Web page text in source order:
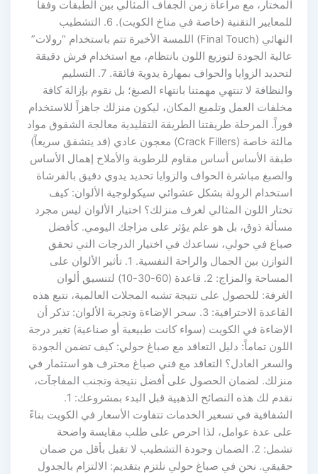
المختار، مع مراعاة زمن الجفاف المثالي بين الطبقات وفقاً
للمعايير التقنية (خاصة في مناخ الكويت). 6. التشطيب
النهائي (Final Touch) اللمسة الأخيرة تتم باستخدام “رولات”
عالية الجودة لتوزيع اللون بانتظام، مع استخدام فرش دقيقة
لتحديد الزوايا والحواف بمهارة يدوية فائقة. 7. التسليم
والنظافة لا تنتهي مهمتنا بانتهاء الصبغ؛ بل نقوم بإزالة كافة
مخلفات العمل وتلميع المكان، ليكون منزلك جاهزاً للاستخدام
فوراً. المرحلة طريقتنا الطريقة التقليدية معالجة الشقوق مواد
مالئة خاصة (Crack Fillers) معجون عادي (قد يتشقق سريعاً)
طبقة الأساس أساس مقاوم للرطوبة والأملاح إهمال الأساس
والصبغ مباشرة الحواف والزوايا تحديد يدوي دقيق بالفرشاة
استخدام الرولة بشكل عشوائي سيكولوجية الألوان: كيف
تختار اللون المثالي لغرف منزلك؟ اختيار الألوان ليس مجرد
مسألة ذوق، بل هو علم يؤثر على مزاجك اليومي. كأفضل
صباغ في حولي، نساعدك في اختيار الدرجات التي تحقق
التوازن بين الجمال والراحة النفسية. 1. تأثير الألوان على
المساحة والمزاج: 2. قاعدة (60-30-10) لتنسيق ألوان
الغرفة: للحصول على نتيجة تشبه المجلات العالمية، نتبع هذه
القاعدة الاحترافية: 3. سحر الإضاءة وتجربة الألوان: تذكر أن
الإضاءة في الكويت (سواء كانت طبيعية أو صناعية) تغير درجة
اللون تماماً: دليل التعاقد مع صباغ حولي: كيف تضمن الجودة
والسعر العادل؟ التعاقد مع فني صباغ محترف هو استثمار في
منزلك. لضمان الحصول على أفضل نتيجة وتجنب المفاجآت،
نقدم لك هذه النصائح الذهبية قبل البدء بمشروعك: 1.
الشفافية في تسعير الخدمات تتفاوت الأسعار في الكويت بناءً
على عدة عوامل، لذا احرص على طلب مقايسة واضحة
تشمل: 2. الضمان وجودة التشطيب لا تقبل بأقل من ضمان
حقيقي. نحن في صباغ حولي نلتزم بتقديم: الالتزام بالجدول